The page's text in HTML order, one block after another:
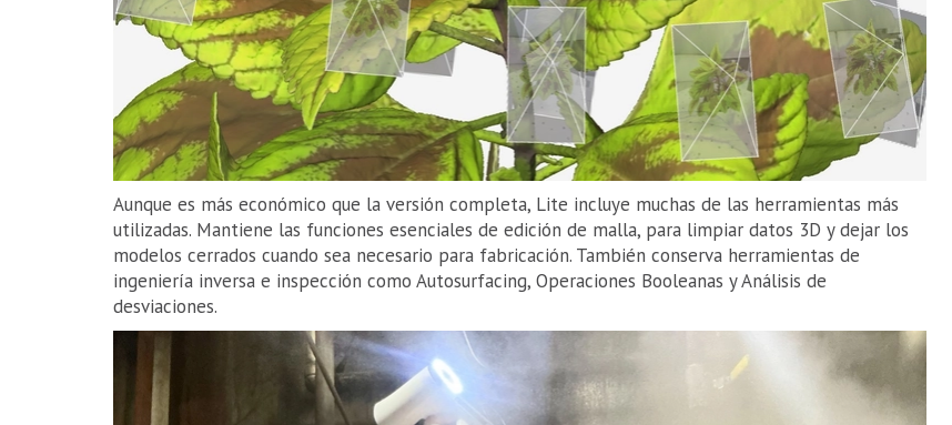
Aunque es más económico que la versión completa, Lite incluye muchas de las herramientas más
utilizadas. Mantiene las funciones esenciales de edición de malla, para limpiar datos 3D y dejar los
modelos cerrados cuando sea necesario para fabricación. También conserva herramientas de
ingeniería inversa e inspección como Autosurfacing, Operaciones Booleanas y Análisis de
desviaciones.